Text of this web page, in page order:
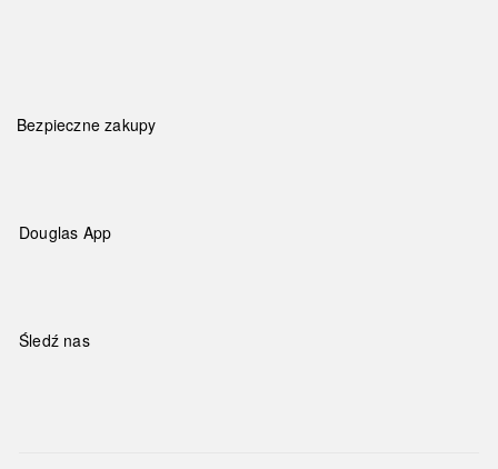
Bezpieczne zakupy
Douglas App
Śledź nas